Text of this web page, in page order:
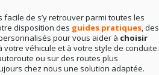
facile de s’y retrouver parmi toutes les
disposition des guides pratiques, des
pour vous aider à choisir
votre véhicule et à votre style de conduite.
ou sur des routes plus
chez nous une solution adaptée.